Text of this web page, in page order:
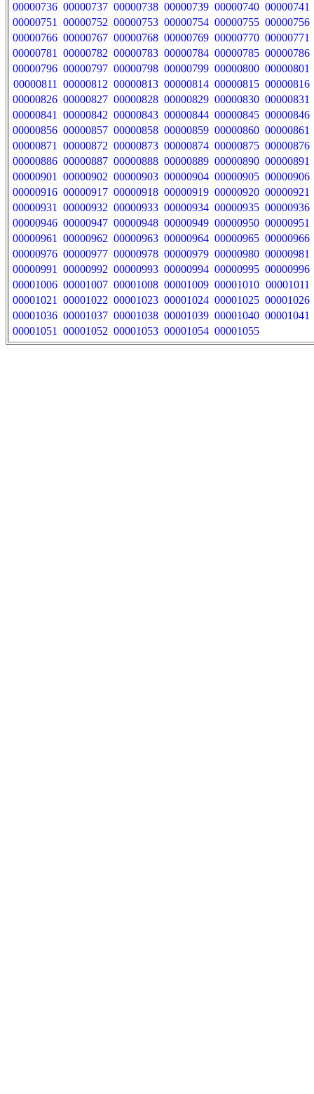
00000736 00000737 00000738 00000739 00000740 00000741
00000751
00000752 00000753 00000754 00000755 00000756
00000766 00000767 00000768 00000769 00000770 00000771
00000781
00000782 00000783 00000784 00000785 00000786
00000796 00000797 00000798 00000799 00000800 00000801
00000811
00000812 00000813 00000814 00000815 00000816
00000826 00000827 00000828 00000829 00000830 00000831
00000841
00000842 00000843 00000844 00000845 00000846
00000856 00000857 00000858 00000859 00000860 00000861
00000871
00000872 00000873 00000874 00000875 00000876
00000886 00000887 00000888 00000889 00000890 00000891
00000901
00000902 00000903 00000904 00000905 00000906
00000916 00000917 00000918 00000919 00000920 00000921
00000931
00000932 00000933 00000934 00000935 00000936
00000946 00000947 00000948 00000949 00000950 00000951
00000961
00000962 00000963 00000964 00000965 00000966
00000976 00000977 00000978 00000979 00000980 00000981
00000991
00000992 00000993 00000994 00000995 00000996
00001006 00001007 00001008 00001009 00001010 00001011
00001021
00001022 00001023 00001024 00001025 00001026
00001036 00001037 00001038 00001039 00001040 00001041
00001051
00001052 00001053 00001054 00001055